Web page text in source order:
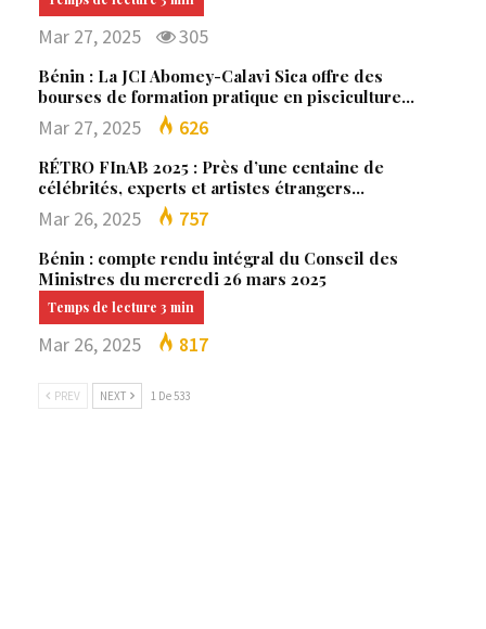
Mar 27, 2025 305
Bénin : La JCI Abomey-Calavi Sica offre des
bourses de formation pratique en pisciculture…
Mar 27, 2025 626
RÉTRO FInAB 2025 : Près d’une centaine de
célébrités, experts et artistes étrangers…
Mar 26, 2025 757
Bénin : compte rendu intégral du Conseil des
Ministres du mercredi 26 mars 2025
Mar 26, 2025 817
PREV NEXT 1 De 533